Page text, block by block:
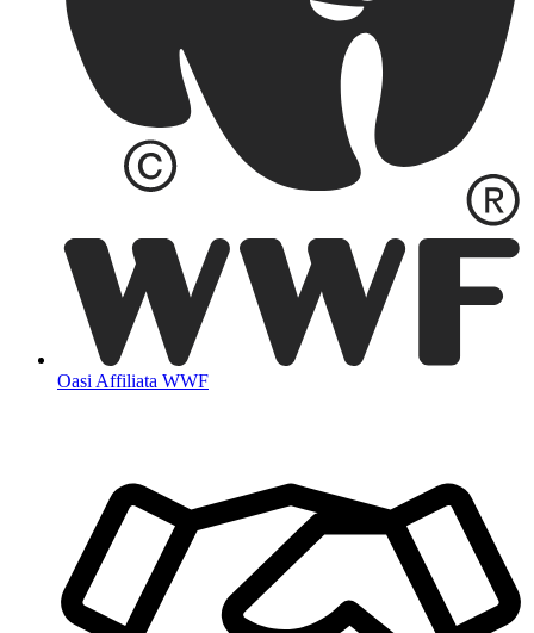
Oasi Affiliata WWF